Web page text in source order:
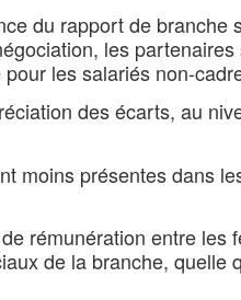
du rapport de
les
les salariés non-
des écarts, au
moins présentes dans
rémunération entre
de la branche,